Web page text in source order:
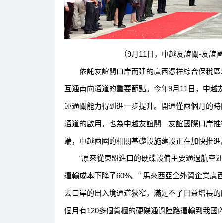
（9月11日，中越友誼關-友
依託友誼關口岸而建的廣西憑祥綜合保稅區
互通南向通道的重要節點。今年9月11日，中
運通關能力得到進一步提升。開通僅兩個月的
通道的啟用，也為中越友誼關—友誼國際口岸
端，中越兩國的相關基礎設施建設正在加快推進
“原來從東盟進口的硬碟設備主要通過航空
運輸成本下降了60%。” 馬來西亞全外資企業
去口岸的出入境通道狹窄，滿足不了日益增長
個月有120多個貨櫃的硬碟通過陸路運輸到我國